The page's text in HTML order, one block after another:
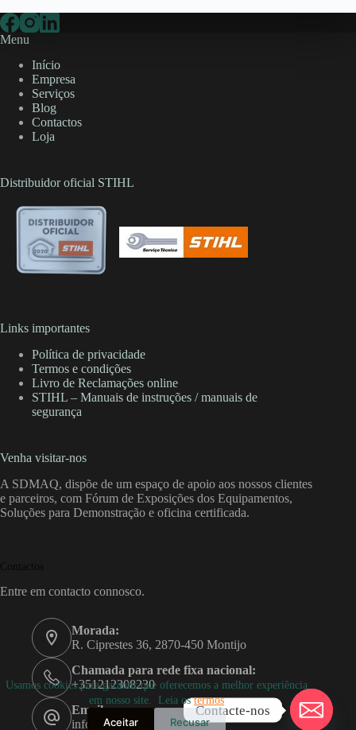
Usamos cookies para garantir que oferecemos a melhor experiência
em nosso site. Leia ostermos
Aceitar Recusar
Menu
Início
Empresa
Serviços
Blog
Contactos
Loja
Distribuidor oficial STIHL
Links importantes
Política de privacidade
Termos e condições
Livro de Reclamações online
STIHL – Manuais de instruções / manuais de
segurança
Venha visitar-nos
A SDMAQ, dispõe de um espaço de apoio aos nossos clientes
e parceiros, com Fórum de Exposições dos Equipamentos,
Soluções para Demonstração e oficina certificada.
Contactos
Entre em contacto connosco.
Morada:
R. Ciprestes 36, 2870-450 Montijo
Chamada para rede fixa nacional:
+351212308230
Email:
info@sdmaq.pt
Contacte-nos